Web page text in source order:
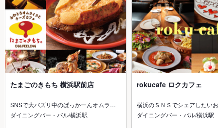
たまごのきもち 横浜駅前店
SNSで大バズリ中のぱっかーんオムラ…
ダイニングバー・バル/横浜駅
rokucafe ロクカフェ
横浜のＳＮＳでシェアしたい
ダイニングバー・バル/横浜駅